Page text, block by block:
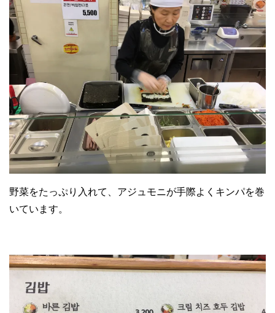
野菜をたっぷり入れて、アジュモニが手際よくキンパを巻
いています。